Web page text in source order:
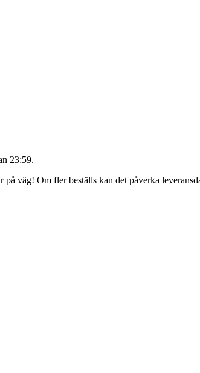
23:59.
väg! Om fler beställs kan det påverka